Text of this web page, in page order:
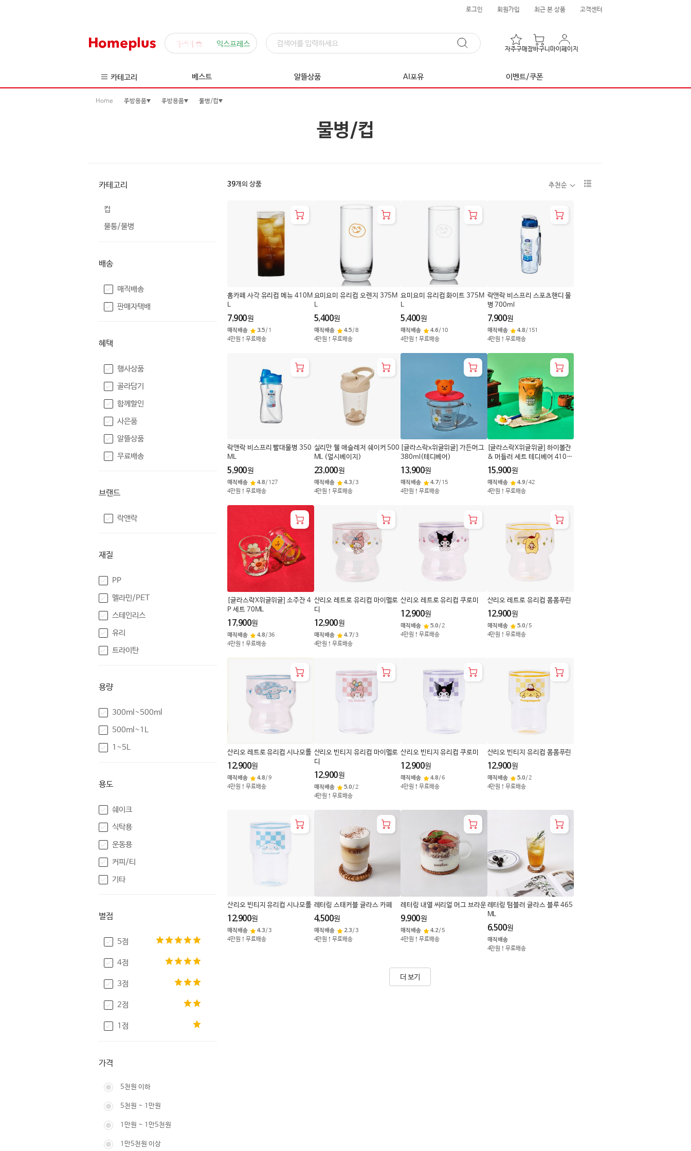
로그인 회원가입 최근 본 상품 고객센터
매직배송 익스프레스
자주구매장바구니 마이페이지
카테고리 베스트 알뜰상품 AI포유 이벤트/쿠폰
Home 주방용품 주방용품 물병/컵
물병/컵
카테고리
컵
물통/물병
배송
매직배송
판매자택배
혜택
행사상품
골라담기
함께할인
사은품
알뜰상품
무료배송
브랜드
락앤락
재질
PP
멜라민/PET
스테인리스
유리
트라이탄
용량
300ml~500ml
500ml~1L
1~5L
용도
쉐이크
식탁용
운동용
커피/티
기타
별점
5점
4점
3점
2점
1점
가격
5천원 이하
5천원 ~ 1만원
1만원 ~ 1만5천원
1만5천원 이상
39개의 상품 추천순
홈카페 사각 유리컵 메뉴 410M
L
7,900원
매직배송 3.5/ 1
4만원↑무료배송
요미요미 유리컵 오렌지 375M
L
5,400원
매직배송 4.5 /8
4만원↑무료배송
요미요미 유리컵 화이트 375M
L
5,400원
매직배송 4.6/ 10
4만원↑무료배송
락앤락 비스프리 스포츠핸디 물
병 700ml
7,900원
매직배송 4.8 / 151
4만원↑무료배송
락앤락 비스프리 빨대물병 350
ML
5,900원
매직배송 4.8/ 127
4만원↑무료배송
실리만 웰 애슬레저 쉐이커 500
ML (얼시베이지)
23,000원
매직배송 4.3 /3
4만원↑무료배송
[글라스락x위글위글] 가든머그
380ml(테디베어)
13,900원
매직배송 4.7/ 15
4만원↑무료배송
[글라스락X위글위글] 하이볼잔
& 머들러 세트 테디베어 410M
L
15,900원
매직배송 4.9 /42
4만원↑무료배송
[글라스락X위글위글] 소주잔 4
P 세트 70ML
17,900원
매직배송 4.8/36
4만원↑무료배송
산리오 레트로 유리컵 마이멜로
디
12,900원
매직배송 4.7/3
4만원↑무료배송
산리오 레트로 유리컵 쿠로미
12,900원
매직배송 5.0/2
4만원↑무료배송
산리오 레트로 유리컵 폼폼푸린
12,900원
매직배송 5.0 /5
4만원↑무료배송
산리오 레트로 유리컵 시나모롤
12,900원
매직배송 4.8/9
4만원↑무료배송
산리오 빈티지 유리컵 마이멜로
디
12,900원
매직배송 5.0 /2
4만원↑무료배송
산리오 빈티지 유리컵 쿠로미
12,900원
매직배송 4.8/6
4만원↑무료배송
산리오 빈티지 유리컵 폼폼푸린
12,900원
매직배송 5.0 /2
4만원↑무료배송
산리오 빈티지 유리컵 시나모롤
12,900원
매직배송 4.3/3
4만원↑무료배송
레터링 스태커블 글라스 카페
4,500원
매직배송 2.3 /3
4만원↑무료배송
레터링 내열 씨리얼 머그 브라운
9,900원
매직배송 4.2/5
4만원↑무료배송
레터링 텀블러 글라스 블루 465
ML
6,500원
매직배송
4만원↑무료배송
더 보기